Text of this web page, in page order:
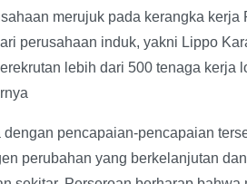
merujuk pada kerangka kerja
perusahaan induk, yakni Lippo
lebih dari 500 tenaga kerja
pencapaian-pencapaian
perubahan yang berkelanjutan dan